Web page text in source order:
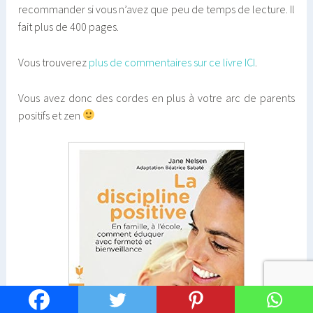
recommander si vous n’avez que peu de temps de lecture. Il
fait plus de 400 pages.
Vous trouverez plus de commentaires sur ce livre ICI.
Vous avez donc des cordes en plus à votre arc de parents
positifs et zen